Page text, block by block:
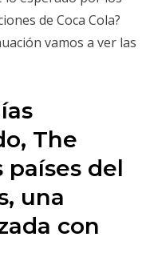
de Coca Cola?
vamos a ver las
The
países del
una
con